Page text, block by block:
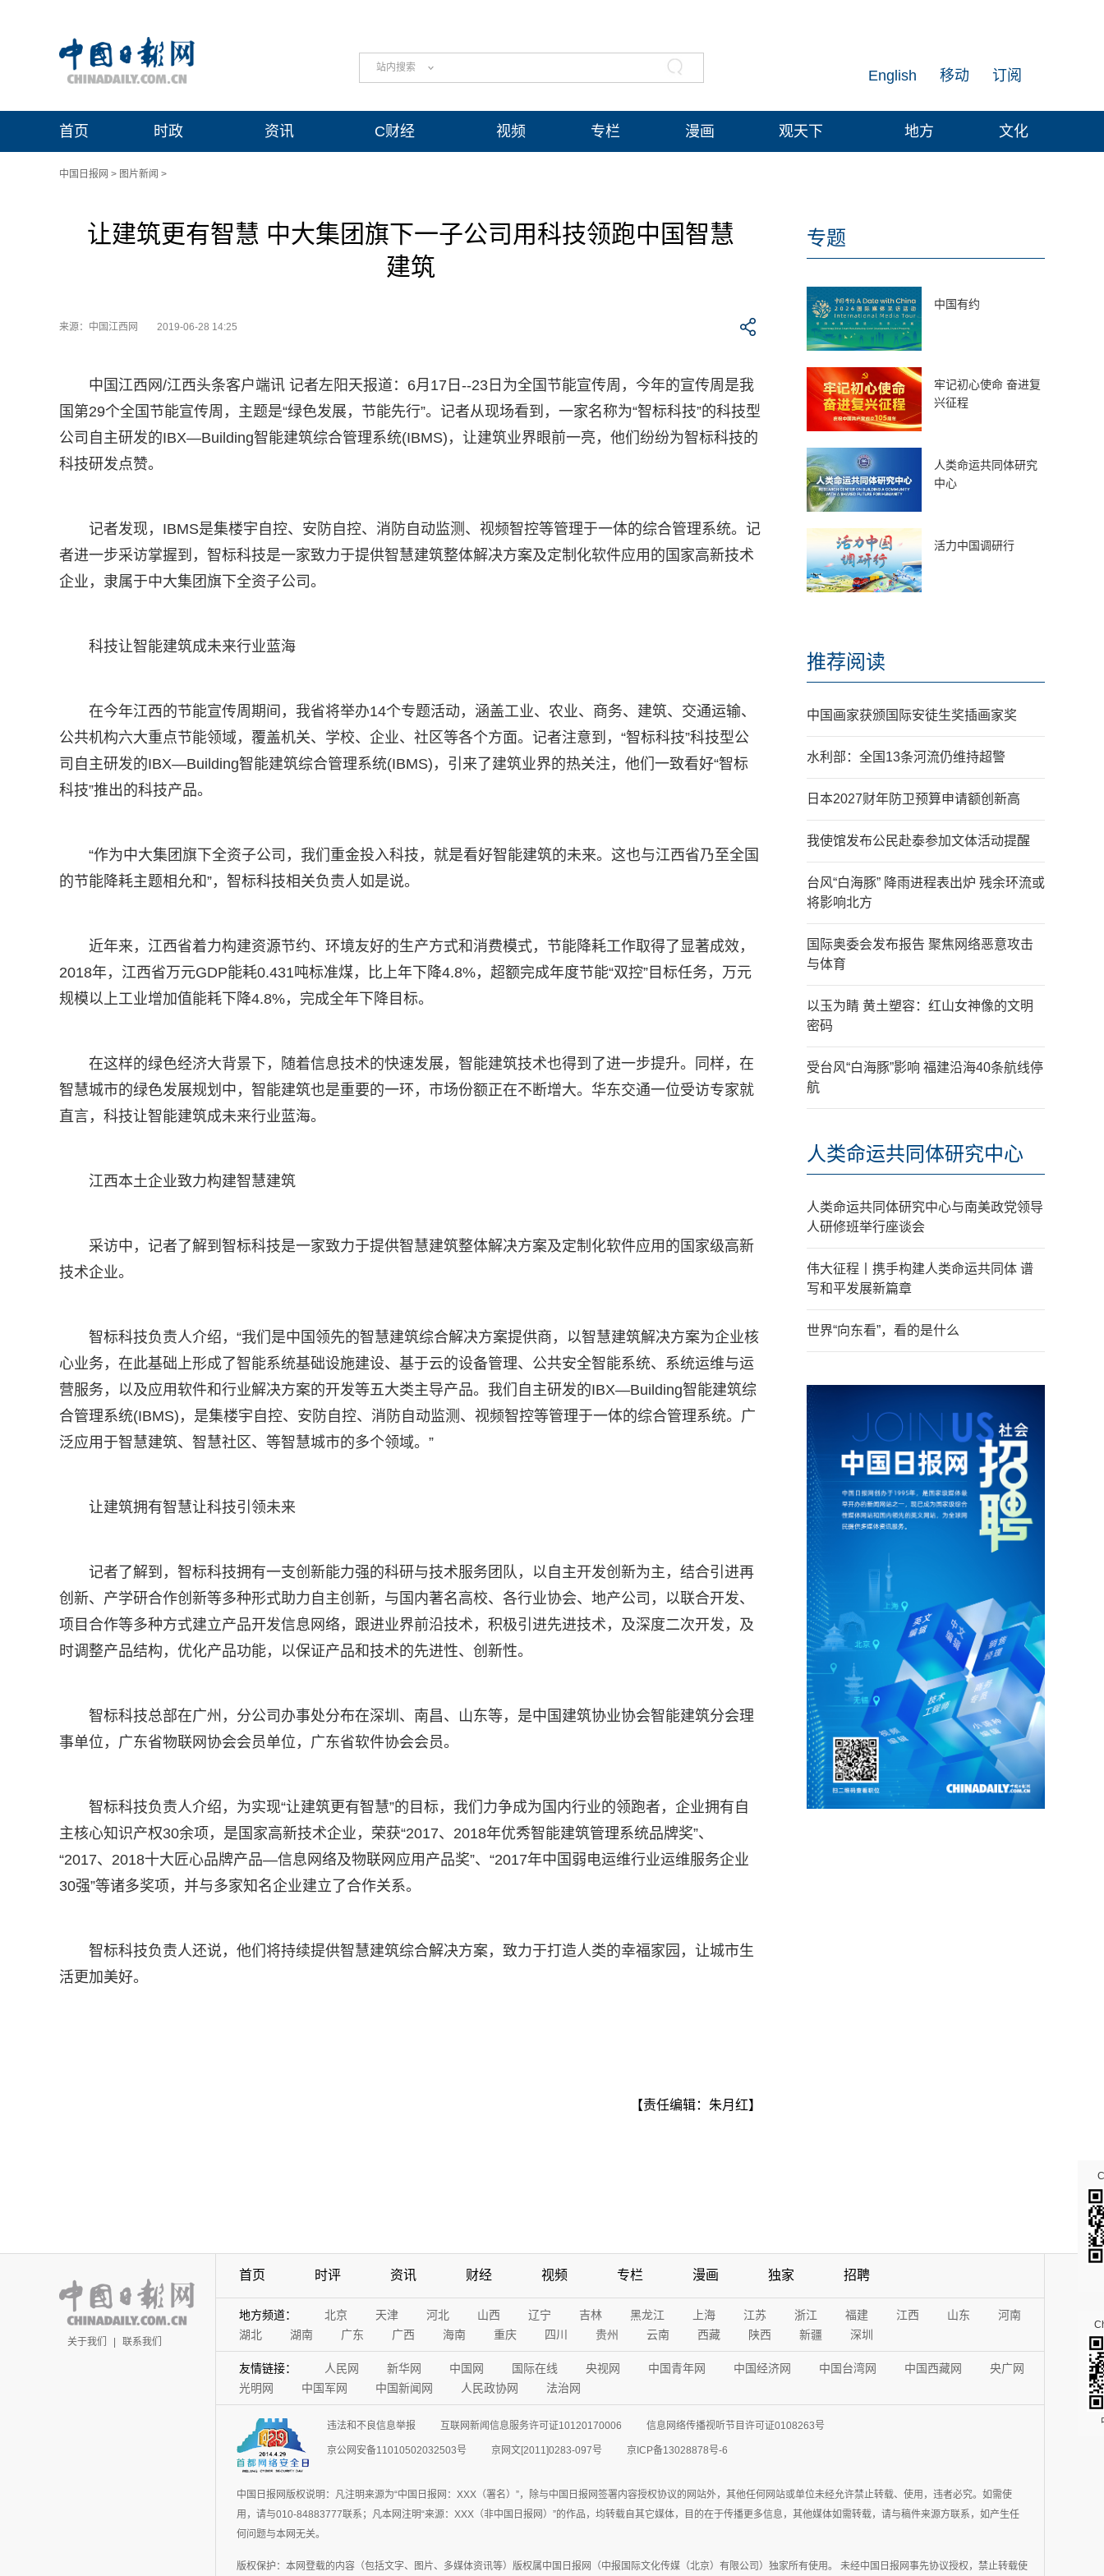
站内搜索 订阅
移动
English
首页 时政 资讯 C财经 视频 专栏 漫画 观天下 地方 文化
中国日报网 > 图片新闻 >
让建筑更有智慧 中大集团旗下一子公司用科技领跑中国智慧
建筑
来源：中国江西网 2019-06-28 14:25
中国江西网/江西头条客户端讯 记者左阳天报道：6月17日--23日为全国节能宣传周，今年的宣传周是我
国第29个全国节能宣传周，主题是“绿色发展，节能先行”。记者从现场看到，一家名称为“智标科技”的科技型
公司自主研发的IBX—Building智能建筑综合管理系统(IBMS)，让建筑业界眼前一亮，他们纷纷为智标科技的
科技研发点赞。
记者发现，IBMS是集楼宇自控、安防自控、消防自动监测、视频智控等管理于一体的综合管理系统。记
者进一步采访掌握到，智标科技是一家致力于提供智慧建筑整体解决方案及定制化软件应用的国家高新技术
企业，隶属于中大集团旗下全资子公司。
科技让智能建筑成未来行业蓝海
在今年江西的节能宣传周期间，我省将举办14个专题活动，涵盖工业、农业、商务、建筑、交通运输、
公共机构六大重点节能领域，覆盖机关、学校、企业、社区等各个方面。记者注意到，“智标科技”科技型公
司自主研发的IBX—Building智能建筑综合管理系统(IBMS)，引来了建筑业界的热关注，他们一致看好“智标
科技”推出的科技产品。
“作为中大集团旗下全资子公司，我们重金投入科技，就是看好智能建筑的未来。这也与江西省乃至全国
的节能降耗主题相允和”，智标科技相关负责人如是说。
近年来，江西省着力构建资源节约、环境友好的生产方式和消费模式，节能降耗工作取得了显著成效，
2018年，江西省万元GDP能耗0.431吨标准煤，比上年下降4.8%，超额完成年度节能“双控”目标任务，万元
规模以上工业增加值能耗下降4.8%，完成全年下降目标。
在这样的绿色经济大背景下，随着信息技术的快速发展，智能建筑技术也得到了进一步提升。同样，在
智慧城市的绿色发展规划中，智能建筑也是重要的一环，市场份额正在不断增大。华东交通一位受访专家就
直言，科技让智能建筑成未来行业蓝海。
江西本土企业致力构建智慧建筑
采访中，记者了解到智标科技是一家致力于提供智慧建筑整体解决方案及定制化软件应用的国家级高新
技术企业。
智标科技负责人介绍，“我们是中国领先的智慧建筑综合解决方案提供商，以智慧建筑解决方案为企业核
心业务，在此基础上形成了智能系统基础设施建设、基于云的设备管理、公共安全智能系统、系统运维与运
营服务，以及应用软件和行业解决方案的开发等五大类主导产品。我们自主研发的IBX—Building智能建筑综
合管理系统(IBMS)，是集楼宇自控、安防自控、消防自动监测、视频智控等管理于一体的综合管理系统。广
泛应用于智慧建筑、智慧社区、等智慧城市的多个领域。”
让建筑拥有智慧让科技引领未来
记者了解到，智标科技拥有一支创新能力强的科研与技术服务团队，以自主开发创新为主，结合引进再
创新、产学研合作创新等多种形式助力自主创新，与国内著名高校、各行业协会、地产公司，以联合开发、
项目合作等多种方式建立产品开发信息网络，跟进业界前沿技术，积极引进先进技术，及深度二次开发，及
时调整产品结构，优化产品功能，以保证产品和技术的先进性、创新性。
智标科技总部在广州，分公司办事处分布在深圳、南昌、山东等，是中国建筑协业协会智能建筑分会理
事单位，广东省物联网协会会员单位，广东省软件协会会员。
智标科技负责人介绍，为实现“让建筑更有智慧”的目标，我们力争成为国内行业的领跑者，企业拥有自
主核心知识产权30余项，是国家高新技术企业，荣获“2017、2018年优秀智能建筑管理系统品牌奖”、
“2017、2018十大匠心品牌产品—信息网络及物联网应用产品奖”、“2017年中国弱电运维行业运维服务企业
30强”等诸多奖项，并与多家知名企业建立了合作关系。
智标科技负责人还说，他们将持续提供智慧建筑综合解决方案，致力于打造人类的幸福家园，让城市生
活更加美好。
【责任编辑：朱月红】
专题
中国有约
牢记初心使命 奋进复
兴征程
人类命运共同体研究
中心
活力中国调研行
推荐阅读
中国画家获颁国际安徒生奖插画家奖
水利部：全国13条河流仍维持超警
日本2027财年防卫预算申请额创新高
我使馆发布公民赴泰参加文体活动提醒
台风“白海豚” 降雨进程表出炉 残余环流或
将影响北方
国际奥委会发布报告 聚焦网络恶意攻击
与体育
以玉为睛 黄土塑容：红山女神像的文明
密码
受台风“白海豚”影响 福建沿海40条航线停
航
人类命运共同体研究中心
人类命运共同体研究中心与南美政党领导
人研修班举行座谈会
伟大征程丨携手构建人类命运共同体 谱
写和平发展新篇章
世界“向东看”，看的是什么
关于我们 | 联系我们
首页 时评 资讯 财经 视频 专栏 漫画 独家 招聘
地方频道： 北京 天津 河北 山西 辽宁 吉林 黑龙江 上海 江苏 浙江 福建 江西 山东
河南
湖北
湖南 广东 广西 海南 重庆 四川 贵州 云南 西藏 陕西 新疆 深圳
友情链接： 人民网 新华网 中国网 国际在线 央视网 中国青年网 中国经济网 中国台湾网 中国西藏网
央广网
光明网
中国军网 中国新闻网 人民政协网 法治网
违法和不良信息举报 互联网新闻信息服务许可证10120170006 信息网络传播视听节目许可证0108263号
京公网安备11010502032503号 京网文[2011]0283-097号 京ICP备13028878号-6
中国日报网版权说明：凡注明来源为“中国日报网：XXX（署名）”，除与中国日报网签署内容授权协议的网站外，其他任何网站或单位未经允许禁止转载、使用，违者必究。如需使
用，请与010-84883777联系；凡本网注明“来源：XXX（非中国日报网）”的作品，均转载自其它媒体，目的在于传播更多信息，其他媒体如需转载，请与稿件来源方联系，如产生任
何问题与本网无关。
版权保护：本网登载的内容（包括文字、图片、多媒体资讯等）版权属中国日报网（中报国际文化传媒（北京）有限公司）独家所有使用。 未经中国日报网事先协议授权，禁止转载使